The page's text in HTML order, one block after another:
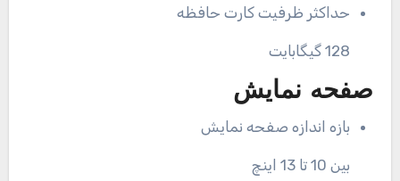
حداکثر ظرفیت کارت حافظه
128 گیگابایت
صفحه نمایش
بازه اندازه صفحه نمایش
بین 10 تا 13 اینچ